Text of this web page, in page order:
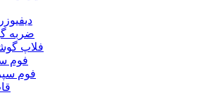
ضربه
فلاپ
فوم
فوم